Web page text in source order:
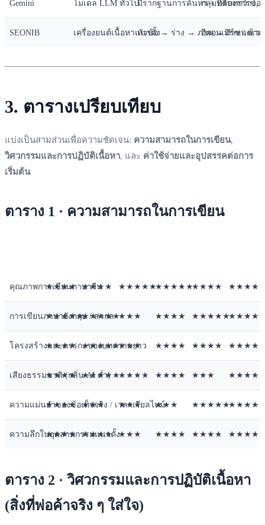
Gemini โมเดล LLM ทั่วไปมีรากฐานการค้นหา + บริบทกว้าง,
กลุ่มที่ต้องการข้อ
SEONIB เครื่องยนต์เนื้อหาแนวตั้งหัวข้อ → ร่าง → ภาพ → กำหนดเว
อีคอมเมิร์ซ / ข้า
3. ตารางเปรียบเทียบ
แบ่งเป็นสามส่วนเพื่อความชัดเจน: ความสามารถในการเขียน,
วิศวกรรมและการปฏิบัติเนื้อหา, และ ค่าใช้จ่ายและอุปสรรคต่อการ
เริ่มต้น
ตาราง 1 · ความสามารถในการเขียน
คุณภาพการเขียนภาษาจีน
★★★★ ★★★★ ★★★★★★★★★★★★★★
การเขียนภาษาอังกฤษ / สากล
★★★★★★★★★★★★★ ★★★★ ★★★★★
โครงสร้างและตรรกะของบทความยาว
★★★★ ★★★★★★★★ ★★★★ ★★★★ ★★★★
เสียงธรรมชาติ (กลิ่น AI ต่ำ)
★★★★ ★★★★★★★★★ ★★★★ ★★★ ★★★★
ความแม่นยำของข้อเท็จจริง / เวลาเรียลไทม์
★★★★ ★★★ ★★★ ★★★ ★★★★★★★★★
ความลึกในอุตสาหกรรมแนวตั้ง
★★★★ ★★★★ ★★★ ★★★★ ★★★★
ตาราง 2 · วิศวกรรมและการปฏิบัติเนื้อหา
(สิ่งที่พ่อค้าจริง ๆ ใส่ใจ)